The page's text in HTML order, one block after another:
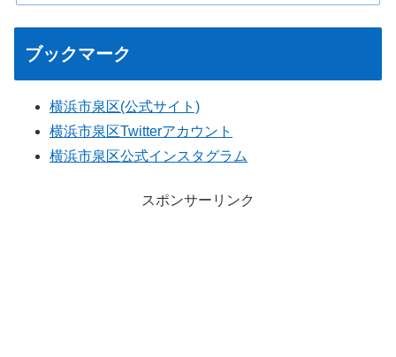
ブックマーク
横浜市泉区(公式サイト)
横浜市泉区Twitterアカウント
横浜市泉区公式インスタグラム
スポンサーリンク